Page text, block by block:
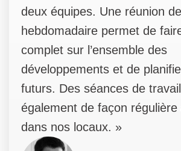
deux équipes. Une réunion
hebdomadaire permet de
complet sur l’ensemble des
développements et de
futurs. Des séances de
également de façon
dans nos locaux. »